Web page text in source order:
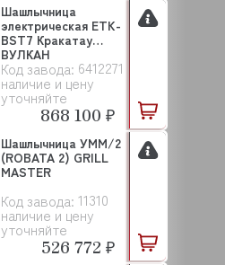
Код завода: 6412271
наличие и цену
уточняйте
Шашлычница
электрическая ETK-
BST7 Кракатау
ВУЛКАН
868 100 ₽
Код завода: 11310
наличие и цену
уточняйте
Шашлычница УММ/2
(ROBATA 2) GRILL
MASTER
526 772 ₽